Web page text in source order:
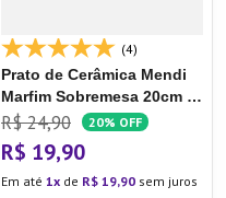
(4)
Prato de Cerâmica Mendi
Marfim Sobremesa 20cm -
Oxford
R$ 24,90 20% OFF
R$ 19,90
Em até 1 de R$ 19,90 sem juros